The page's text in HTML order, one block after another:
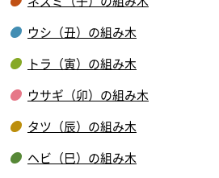
ウシ（丑）の組み木
トラ（寅）の組み木
ウサギ（卯）の組み木
タツ（辰）の組み木
ヘビ（巳）の組み木